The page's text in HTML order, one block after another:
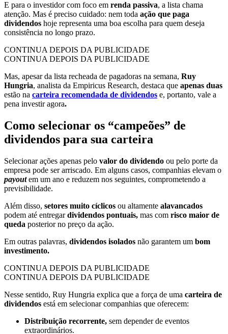
E para o investidor com foco em renda passiva, a lista chama
atenção. Mas é preciso cuidado: nem toda ação que paga
dividendos hoje representa uma boa escolha para quem deseja
consistência no longo prazo.
CONTINUA DEPOIS DA PUBLICIDADE
CONTINUA DEPOIS DA PUBLICIDADE
Mas, apesar da lista recheada de pagadoras na semana, Ruy
Hungria, analista da Empiricus Research, destaca que apenas duas
estão na carteira recomendada de dividendos e, portanto, vale a
pena investir agora.
Como selecionar os “campeões” de
dividendos para sua carteira
Selecionar ações apenas pelo valor do dividendo ou pelo porte da
empresa pode ser arriscado. Em alguns casos, companhias elevam o
payout em um ano e reduzem nos seguintes, comprometendo a
previsibilidade.
Além disso, setores muito cíclicos ou altamente alavancados
podem até entregardividendos pontuais, mas com risco maior de
queda posterior no preço da ação.
Em outras palavras, dividendos isolados não garantem um bom
investimento.
CONTINUA DEPOIS DA PUBLICIDADE
CONTINUA DEPOIS DA PUBLICIDADE
Nesse sentido, Ruy Hungria explica que a força de uma carteira de
dividendos está em selecionar companhias que oferecem:
Distribuição recorrente, sem depender de eventos
extraordinários.